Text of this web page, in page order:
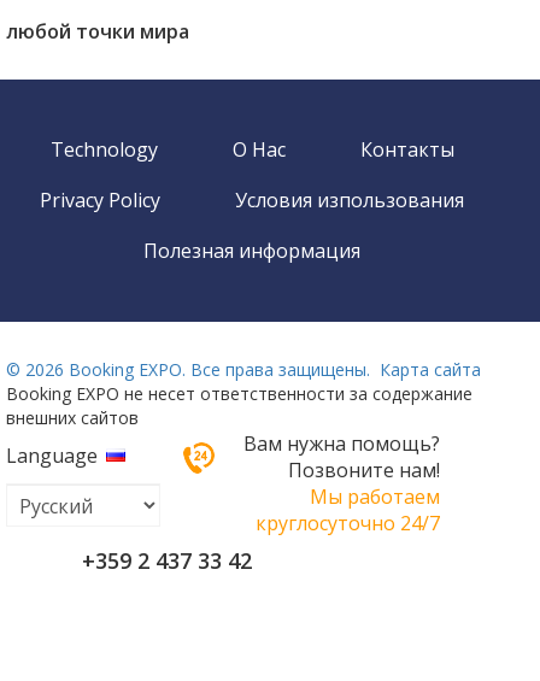
любой точки мира
Technology О Нас
Контакты
Privacy Policy
Условия изпользования
Полезная информация
© 2026 Booking EXPO. Все права защищены. Карта сайта
Booking EXPO не несет ответственности за содержание
внешних сайтов
Language
Вам нужна помощь?
Позвоните нам!
Мы работаем
круглосуточно 24/7
+359 2 437 33 42